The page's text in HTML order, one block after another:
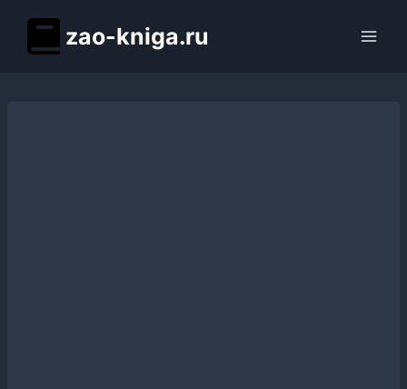
содержимому
zao-kniga.ru